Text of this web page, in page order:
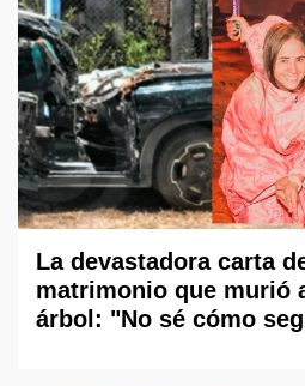
La devastadora carta
matrimonio que murió
árbol: "No sé cómo